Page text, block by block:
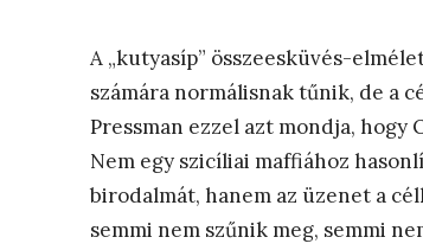
A „kutyasíp” összeesküvés-
számára normálisnak tűnik, de a
Pressman ezzel azt mondja,
Nem egy szicíliai maffiához
birodalmát, hanem az üzenet a
semmi nem szűnik meg, semmi